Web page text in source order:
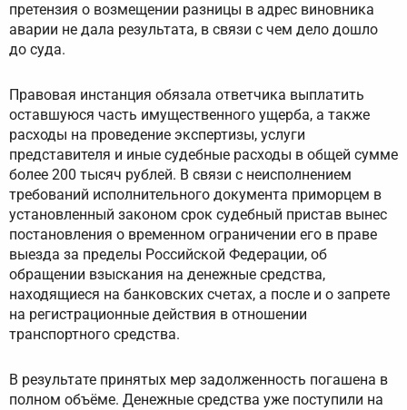
претензия о возмещении разницы в адрес виновника
аварии не дала результата, в связи с чем дело дошло
до суда.
Правовая инстанция обязала ответчика выплатить
оставшуюся часть имущественного ущерба, а также
расходы на проведение экспертизы, услуги
представителя и иные судебные расходы в общей сумме
более 200 тысяч рублей. В связи с неисполнением
требований исполнительного документа приморцем в
установленный законом срок судебный пристав вынес
постановления о временном ограничении его в праве
выезда за пределы Российской Федерации, об
обращении взыскания на денежные средства,
находящиеся на банковских счетах, а после и о запрете
на регистрационные действия в отношении
транспортного средства.
В результате принятых мер задолженность погашена в
полном объёме. Денежные средства уже поступили на